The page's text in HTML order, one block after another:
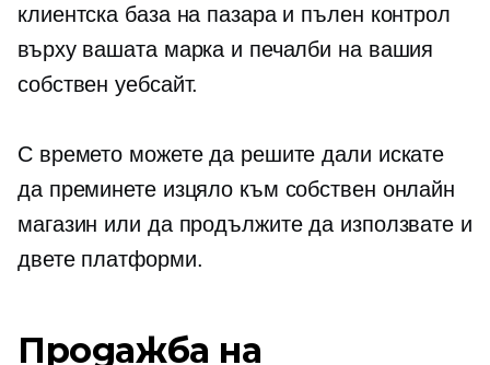
клиентска база на пазара и пълен контрол
върху вашата марка и печалби на вашия
собствен уебсайт.
С времето можете да решите дали искате
да преминете изцяло към собствен онлайн
магазин или да продължите да използвате и
двете платформи.
Продажба на